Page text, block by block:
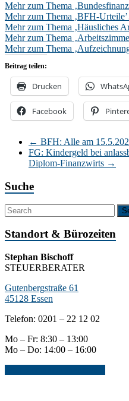
Mehr zum Thema
Mehr zum Thema ‚BFH-
Mehr zum Thema ‚Häusliches
Mehr zum Thema
Mehr zum Thema
Beitrag teilen:
Drucken
Facebook
← BFH: Alle am
FG: Kindergeld bei
Diplom-Finanzwirts →
Suche
Standort & Bürozeiten
Stephan Bischoff
STEUERBERATER
Gutenbergstraße 61
45128 Essen
Telefon: 0201 – 22 12 02
Mo – Fr: 8:30 – 13:00
Mo – Do: 14:00 – 16:00